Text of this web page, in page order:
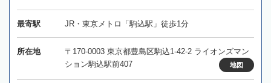
最寄駅 JR・東京メトロ「駒込駅」徒歩1分
所在地
〒170-0003 東京都豊島区駒込1-42-2 ライオンズマン
ション駒込駅前407
地図